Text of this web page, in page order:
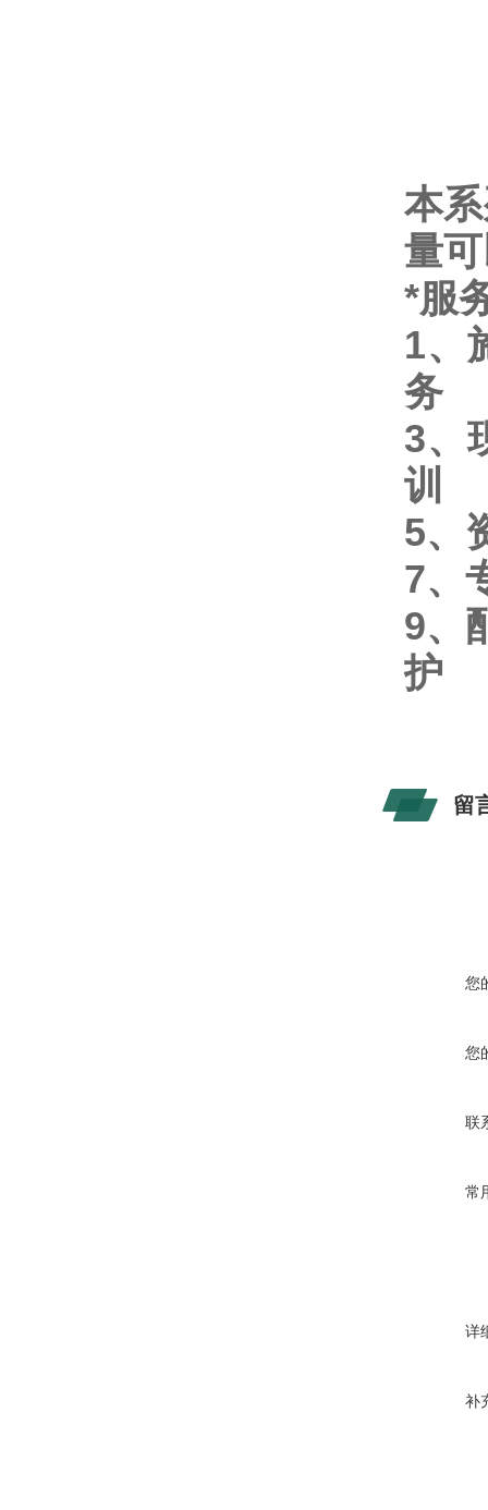
本
量
*服
1、
务
3、
训
5、
7、
9、
护
留
您
您
联
常
详
补